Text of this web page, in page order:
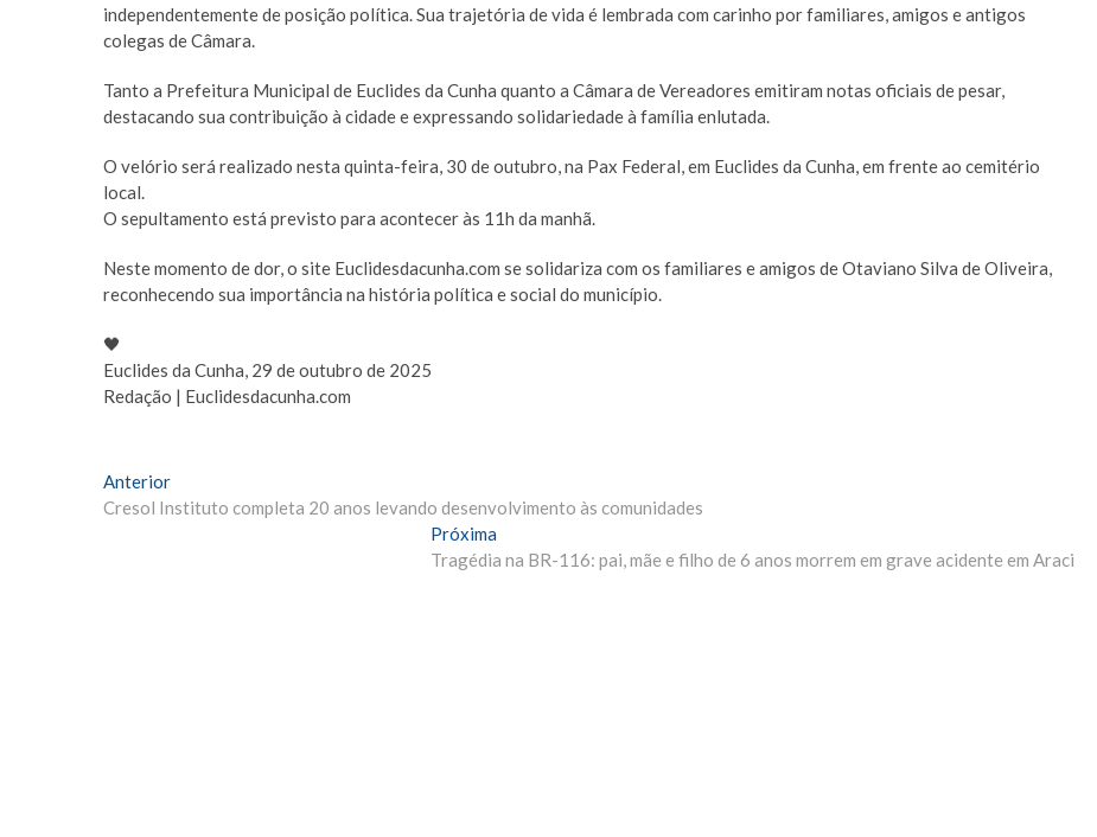
independentemente de posição política. Sua trajetória de vida é lembrada com carinho por familiares, amigos e antigos
colegas de Câmara.
Tanto a Prefeitura Municipal de Euclides da Cunha quanto a Câmara de Vereadores emitiram notas oficiais de pesar,
destacando sua contribuição à cidade e expressando solidariedade à família enlutada.
O velório será realizado nesta quinta-feira, 30 de outubro, na Pax Federal, em Euclides da Cunha, em frente ao cemitério
local.
O sepultamento está previsto para acontecer às 11h da manhã.
Neste momento de dor, o site Euclidesdacunha.com se solidariza com os familiares e amigos de Otaviano Silva de Oliveira,
reconhecendo sua importância na história política e social do município.
🖤
Euclides da Cunha, 29 de outubro de 2025
Redação | Euclidesdacunha.com
Navegação
de
AnteriorMatéria
Anterior:
Cresol Instituto completa 20 anos levando desenvolvimento às comunidades
Próxima
Materia:
Tragédia na BR-116: pai, mãe e filho de 6 anos morrem em grave acidente em Araci